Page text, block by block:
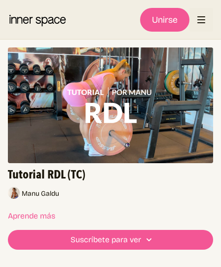
Unirse
Tutorial RDL (TC)
Manu Galdu
Aprende más
Suscríbete para ver